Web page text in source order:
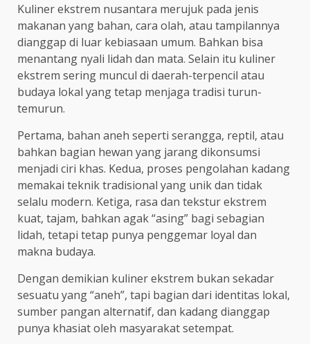
Kuliner ekstrem nusantara merujuk pada jenis
makanan yang bahan, cara olah, atau tampilannya
dianggap di luar kebiasaan umum. Bahkan bisa
menantang nyali lidah dan mata. Selain itu kuliner
ekstrem sering muncul di daerah-terpencil atau
budaya lokal yang tetap menjaga tradisi turun-
temurun.
Pertama, bahan aneh seperti serangga, reptil, atau
bahkan bagian hewan yang jarang dikonsumsi
menjadi ciri khas. Kedua, proses pengolahan kadang
memakai teknik tradisional yang unik dan tidak
selalu modern. Ketiga, rasa dan tekstur ekstrem
kuat, tajam, bahkan agak “asing” bagi sebagian
lidah, tetapi tetap punya penggemar loyal dan
makna budaya.
Dengan demikian kuliner ekstrem bukan sekadar
sesuatu yang “aneh”, tapi bagian dari identitas lokal,
sumber pangan alternatif, dan kadang dianggap
punya khasiat oleh masyarakat setempat.